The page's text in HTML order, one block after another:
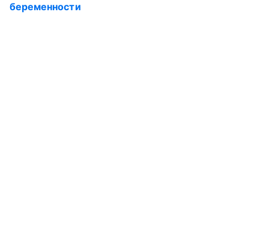
беременности